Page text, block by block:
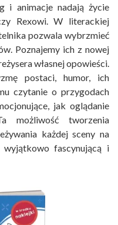
i animacje nadają życie
Rexowi. W literackiej
pozwala wybrzmieć
Poznajemy ich z nowej
własnej opowieści.
postaci, humor, ich
czytanie o przygodach
jak oglądanie
możliwość tworzenia
każdej sceny na
wyjątkowo fascynującą i